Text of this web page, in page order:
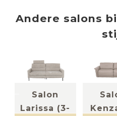
Andere salons
Salon
Larissa (3-